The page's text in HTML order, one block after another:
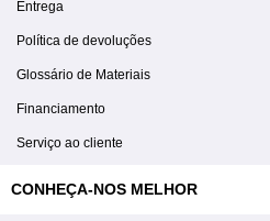
Entrega
Política de devoluções
Glossário de Materiais
Financiamento
Serviço ao cliente
CONHEÇA-NOS MELHOR